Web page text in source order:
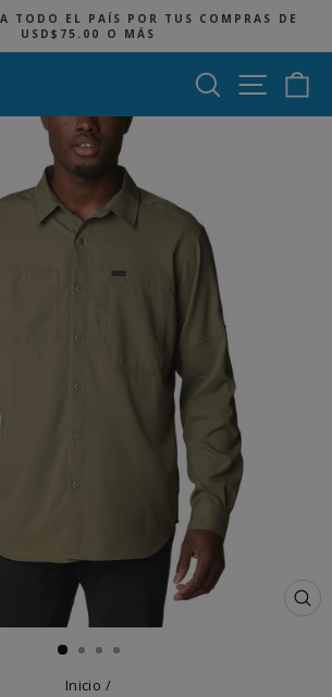
TODO EL PAÍS POR TUS COMPRAS DE
USD$75.00 O MÁS
Buscar
Inicio /